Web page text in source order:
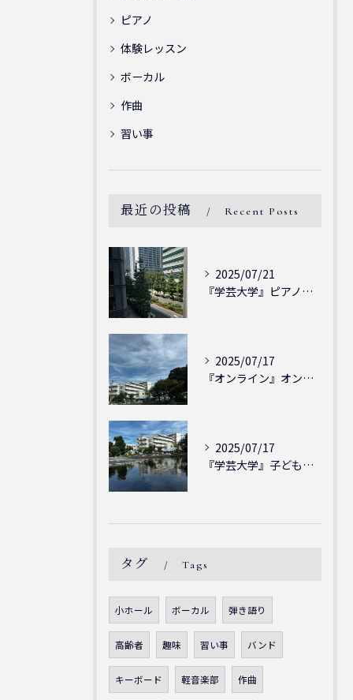
ピアノ
体験レッスン
ボーカル
作曲
習い事
最近の投稿 Recent Posts
2025/07/21
『学芸大学』ピアノを弾ける喜び - シェリー・アーツ音楽教室...
2025/07/17
『オンライン』オンラインの会員様大募集中！シェリー・アーツ音...
2025/07/17
『学芸大学』子どもには子どもの表現が大切！シェリー・アーツ音...
タグ Tags
小ホール ボーカル 弾き語り
高齢者 趣味 習い事 バンド
キーボード 軽音楽部 作曲